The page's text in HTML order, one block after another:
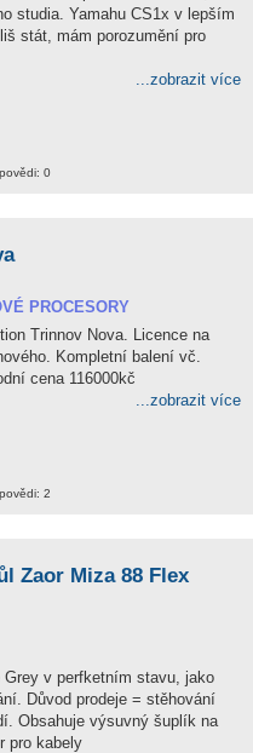
studia. Yamahu CS1x v lepším
stát, mám porozumění pro
...zobrazit více
0
PROCESORY
Trinnov Nova. Licence na
Kompletní balení vč.
cena 116000kč
...zobrazit více
2
Zaor Miza 88 Flex
v perfketním stavu, jako
Důvod prodeje = stěhování
Obsahuje výsuvný šuplík na
pro kabely